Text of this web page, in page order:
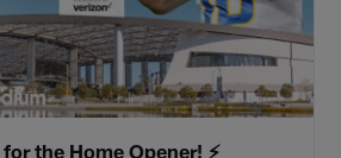
the Home Opener! ⚡️